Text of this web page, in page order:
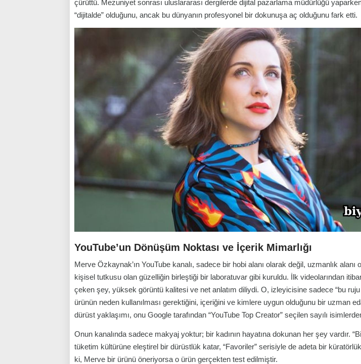
çürüttü. Mezuniyet sonrası uluslararası dergilerde dijital pazarlama müdürlüğü
“dijitalde” olduğunu, ancak bu dünyanın profesyonel bir dokunuşa aç olduğunu fark etti.
YouTube’un Dönüşüm Noktası ve İçerik Mimarlığı
Merve Özkaynak’ın YouTube kanalı, sadece bir hobi alanı olarak değil, uzmanlık alanı
kişisel tutkusu olan güzelliğin birleştiği bir laboratuvar gibi kuruldu. İlk videolarından
çeken şey, yüksek görüntü kalitesi ve net anlatım diliydi. O, izleyicisine sadece “bu
ürünün neden kullanılması gerektiğini, içeriğini ve kimlere uygun olduğunu bir uzman
dürüst yaklaşımı, onu Google tarafından “YouTube Top Creator” seçilen sayılı
Onun kanalında sadece makyaj yoktur; bir kadının hayatına dokunan her şey vardır.
tüketim kültürüne eleştirel bir dürüstlük katar, “Favoriler” serisiyle de adeta bir
ki, Merve bir ürünü öneriyorsa o ürün gerçekten test edilmiştir.